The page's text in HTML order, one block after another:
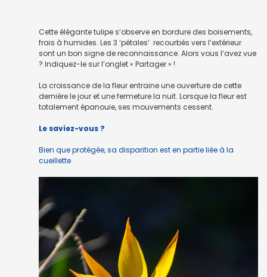
Cette élégante tulipe s’observe en bordure des boisements,
frais à humides. Les 3 ‘pétales’ recourbés vers l’extérieur
sont un bon signe de reconnaissance. Alors vous l’avez vue
? Indiquez-le sur l’onglet « Partager » !
La croissance de la fleur entraine une ouverture de cette
dernière le jour et une fermeture la nuit. Lorsque la fleur est
totalement épanouie, ses mouvements cessent.
Le saviez-vous ?
Bien que protégée, sa disparition est en partie liée à la
cueillette